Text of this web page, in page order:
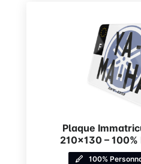
Plaque
210×130 –
100%